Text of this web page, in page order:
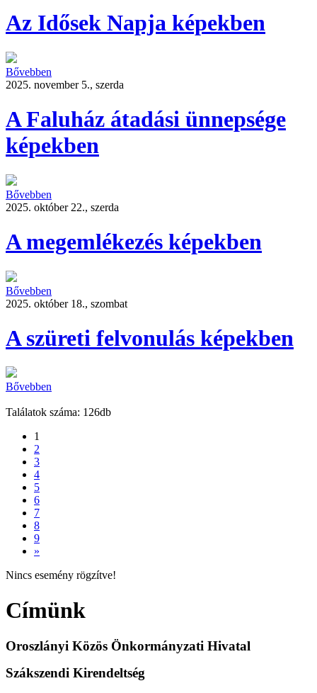
Az Idősek Napja képekben
Bővebben
2025. november 5., szerda
A Faluház átadási ünnepsége
képekben
Bővebben
2025. október 22., szerda
A megemlékezés képekben
Bővebben
2025. október 18., szombat
A szüreti felvonulás képekben
Bővebben
Találatok száma: 126db
1
2
3
4
5
6
7
8
9
»
Nincs esemény rögzítve!
Címünk
Oroszlányi Közös Önkormányzati Hivatal
Szákszendi Kirendeltség